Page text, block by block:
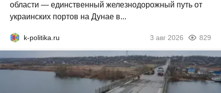
области — единственный железнодорожный путь от
украинских портов на Дунае в...
k-politika.ru 3 авг 2026 829